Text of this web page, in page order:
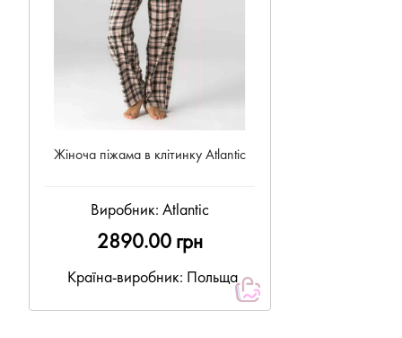
Жіноча піжама в клітинку Atlantic
Виробник:Atlantic
2890.00 грн
Країна-виробник: Польща